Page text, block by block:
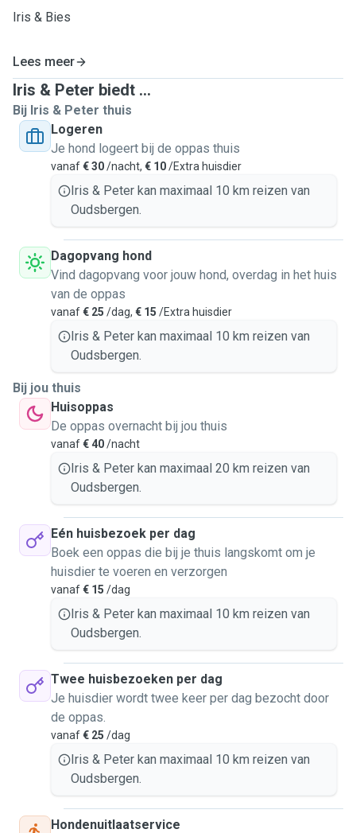
Iris & Bies
Lees meer
Iris & Peter biedt ...
Bij Iris & Peter thuis
Logeren
Je hond logeert bij de oppas thuis
vanaf€ 30/nacht, € 10/Extra huisdier
Iris & Peter kan maximaal 10 km reizen van
Oudsbergen.
Dagopvang hond
Vind dagopvang voor jouw hond, overdag in het huis
van de oppas
vanaf€ 25 /dag, € 15 /Extra huisdier
Iris & Peter kan maximaal 10 km reizen van
Oudsbergen.
Bij jou thuis
Huisoppas
De oppas overnacht bij jou thuis
vanaf€ 40/nacht
Iris & Peter kan maximaal 20 km reizen van
Oudsbergen.
Eén huisbezoek per dag
Boek een oppas die bij je thuis langskomt om je
huisdier te voeren en verzorgen
vanaf€ 15 /dag
Iris & Peter kan maximaal 10 km reizen van
Oudsbergen.
Twee huisbezoeken per dag
Je huisdier wordt twee keer per dag bezocht door
de oppas.
vanaf€ 25 /dag
Iris & Peter kan maximaal 10 km reizen van
Oudsbergen.
Hondenuitlaatservice